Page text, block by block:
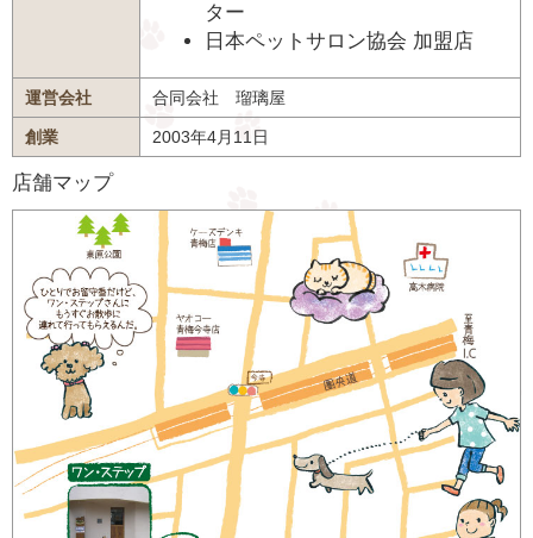
ター
日本ペットサロン協会 加盟店
運営会社 合同会社 瑠璃屋
創業 2003年4月11日
店舗マップ